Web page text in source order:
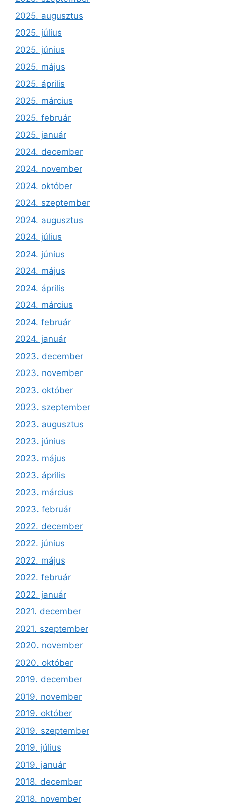
2025. augusztus
2025. július
2025. június
2025. május
2025. április
2025. március
2025. február
2025. január
2024. december
2024. november
2024. október
2024. szeptember
2024. augusztus
2024. július
2024. június
2024. május
2024. április
2024. március
2024. február
2024. január
2023. december
2023. november
2023. október
2023. szeptember
2023. augusztus
2023. június
2023. május
2023. április
2023. március
2023. február
2022. december
2022. június
2022. május
2022. február
2022. január
2021. december
2021. szeptember
2020. november
2020. október
2019. december
2019. november
2019. október
2019. szeptember
2019. július
2019. január
2018. december
2018. november